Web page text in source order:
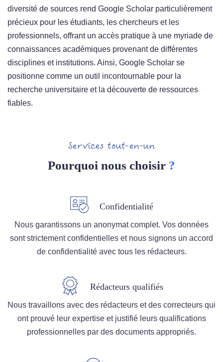
diversité de sources rend Google Scholar particulièrement
précieux pour les étudiants, les chercheurs et les
professionnels, offrant un accès pratique à une myriade de
connaissances académiques provenant de différentes
disciplines et institutions. Ainsi, Google Scholar se
positionne comme un outil incontournable pour la
recherche universitaire et la découverte de ressources
fiables.
Services tout-en-un
Pourquoi nous choisir ?
Confidentialité
Nous garantissons un anonymat complet. Vos données
sont strictement confidentielles et nous signons un accord
de confidentialité avec tous les rédacteurs.
Rédacteurs qualifiés
Nous travaillons avec des rédacteurs et des correcteurs qui
ont prouvé leur expertise et justifié leurs qualifications
professionnelles par des documents appropriés.